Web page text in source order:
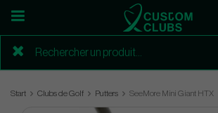
Start Clubs de Golf Putters SeeMore Mini Giant HTX